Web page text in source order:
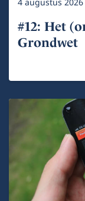
4 augustus 2026
#12: Het
Grondwet